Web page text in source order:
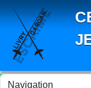
Panneau de gestion